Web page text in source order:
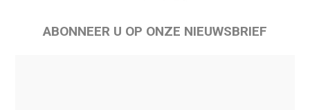
ABONNEER U OP ONZE NIEUWSBRIEF